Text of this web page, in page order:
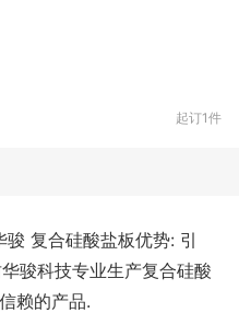
起订1件
复合硅酸盐板优势: 引
骏科技专业生产复合硅酸
赖的产品.